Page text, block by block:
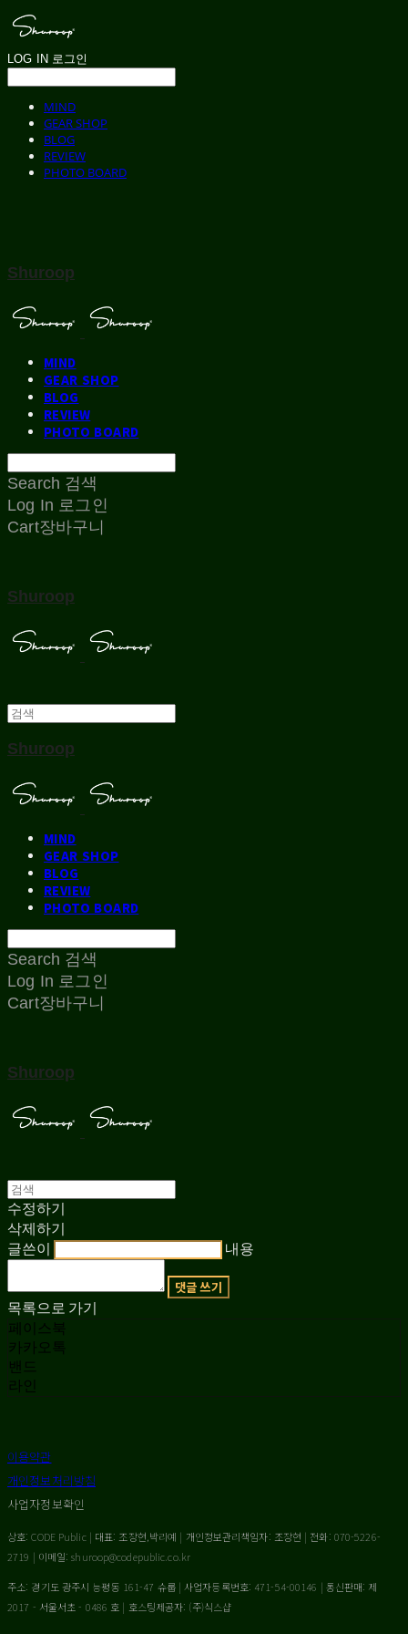
LOG IN 로그인
MIND
GEAR SHOP
BLOG
REVIEW
PHOTO BOARD
Shuroop
MIND
GEAR SHOP
BLOG
REVIEW
PHOTO BOARD
Search 검색
Log In 로그인
Cart장바구니
Shuroop
Shuroop
MIND
GEAR SHOP
BLOG
REVIEW
PHOTO BOARD
Search 검색
Log In 로그인
Cart장바구니
Shuroop
수정하기
삭제하기
글쓴이
내용
댓글 쓰기
목록으로 가기
페이스북
카카오톡
밴드
라인
이용약관
개인정보처리방침
사업자정보확인
상호: CODE Public | 대표: 조장현,박리예 | 개인정보관리책임자: 조장현 | 전화: 070-5226-
2719 | 이메일: shuroop@codepublic.co.kr
주소: 경기도 광주시 능평동 161-47 슈룹 | 사업자등록번호: 471-54-00146 | 통신판매: 제
2017 - 서울서초 - 0486 호 | 호스팅제공자: (주)식스샵